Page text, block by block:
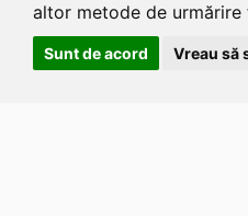
altor metode de urmărire
Sunt de acord Vreau să